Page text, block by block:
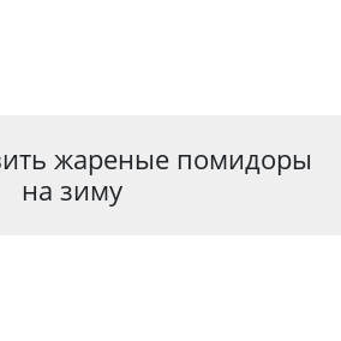
жареные помидоры
на зиму